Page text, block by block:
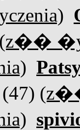
(z��
(47)